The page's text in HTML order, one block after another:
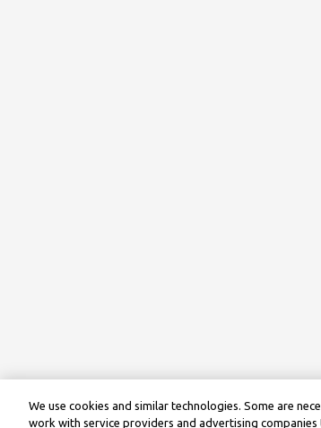
We use cookies and similar technologies. Some are
work with service providers and advertising